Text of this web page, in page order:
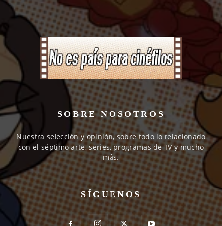
SOBRE NOSOTROS
Nuestra selección y opinión, sobre todo lo relacionado
con el séptimo arte, series, programas de TV y mucho
más.
SÍGUENOS